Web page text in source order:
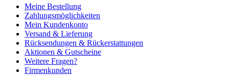
Meine Bestellung
Zahlungsmöglichkeiten
Mein Kundenkonto
Versand & Lieferung
Rücksendungen & Rückerstattungen
Aktionen & Gutscheine
Weitere Fragen?
Firmenkunden